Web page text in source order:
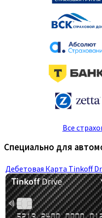
Все
Специально для
Дебетовая Карта Tinkoff